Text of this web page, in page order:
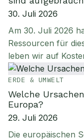
30. Juli 2026
Am 30. Juli 2026
Ressourcen für
leben wir auf
ERDE & UMWELT
Welche
Europa?
29. Juli 2026
Die europäischen